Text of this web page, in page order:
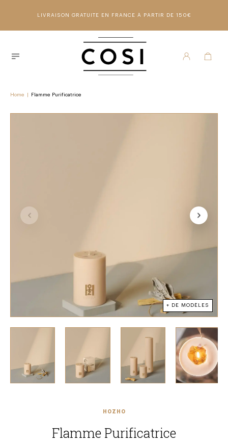
LIVRAISON GRATUITE EN FRANCE À PARTIR DE 150€
Home Flamme Purificatrice
+ DE MODÈLES
HOZHO
Flamme Purificatrice